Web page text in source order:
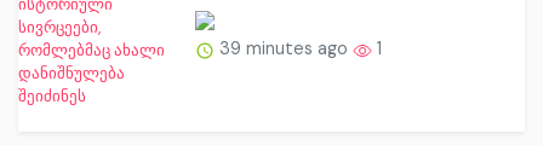
39 minutes ago 1